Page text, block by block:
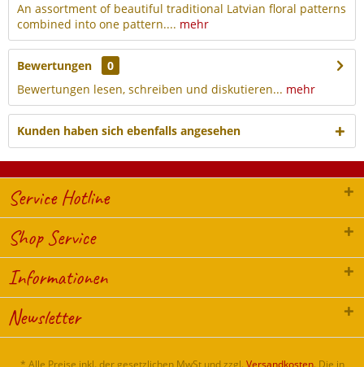
An assortment of beautiful traditional Latvian floral patterns
combined into one pattern.... mehr
Bewertungen
0
Bewertungen lesen, schreiben und diskutieren... mehr
Kunden haben sich ebenfalls angesehen
Service Hotline
Shop Service
Informationen
Newsletter